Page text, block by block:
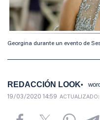
Georgina durante un evento de
REDACCIÓN LOOK
19/03/2020 14:59 ACTUALIZADO: